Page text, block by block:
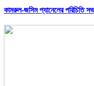
কামরুল-জসিম প্যানেলের পরিচিতি